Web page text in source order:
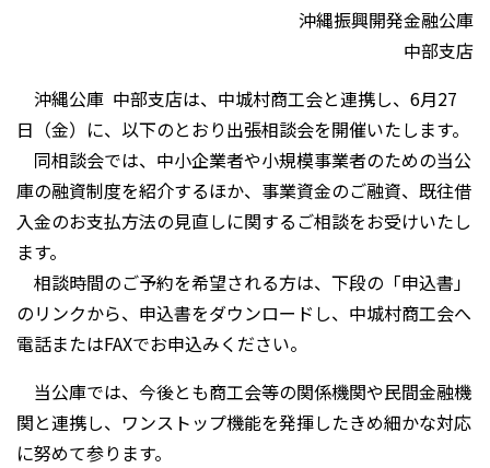
沖縄振興開発金融公庫
中部支店
沖縄公庫 中部支店は、中城村商工会と連携し、6月27
日（金）に、以下のとおり出張相談会を開催いたします。
同相談会では、中小企業者や小規模事業者のための当公
庫の融資制度を紹介するほか、事業資金のご融資、既往借
入金のお支払方法の見直しに関するご相談をお受けいたし
ます。
相談時間のご予約を希望される方は、下段の「申込書」
のリンクから、申込書をダウンロードし、中城村商工会へ
電話またはFAXでお申込みください。
当公庫では、今後とも商工会等の関係機関や民間金融機
関と連携し、ワンストップ機能を発揮したきめ細かな対応
に努めて参ります。